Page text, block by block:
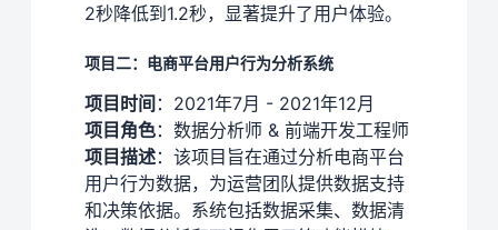
2秒降低到1.2秒，显著提升了用户体验。
项目二：电商平台用户行为分析系统
项目时间 ：2021年7月 - 2021年12月
项目角色：数据分析师 & 前端开发工程师
项目描述：该项目旨在通过分析电商平台
用户行为数据，为运营团队提供数据支持
和决策依据。系统包括数据采集、数据清